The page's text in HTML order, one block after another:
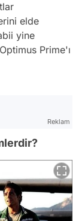
elde
yine
Prime'ı
Reklam